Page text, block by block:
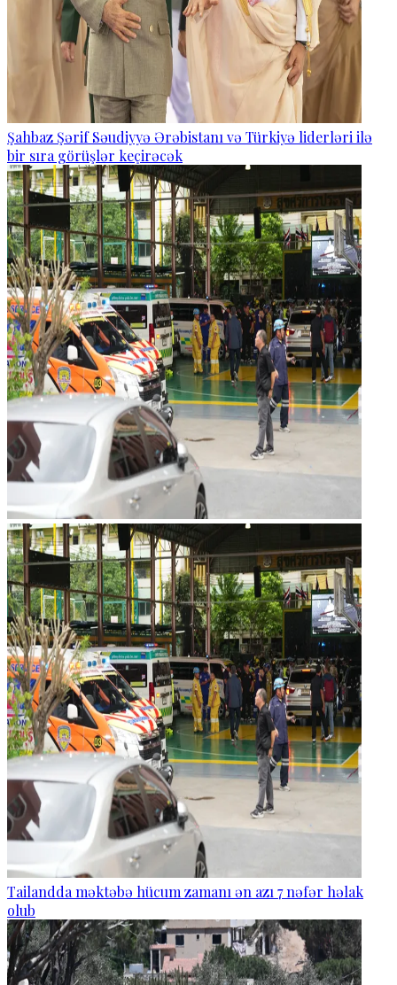
Şahbaz Şərif Səudiyyə Ərəbistanı və Türkiyə liderləri ilə
bir sıra görüşlər keçirəcək
Tailandda məktəbə hücum zamanı ən azı 7 nəfər həlak
olub